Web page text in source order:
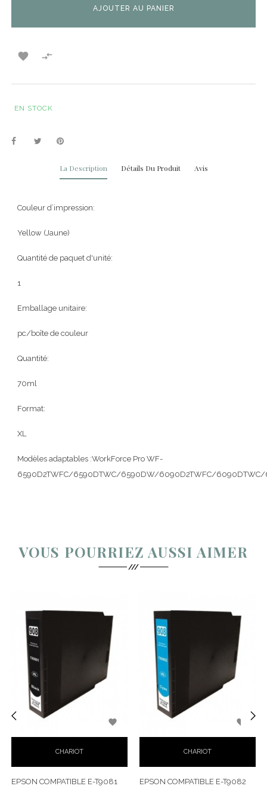
AJOUTER AU PANIER
 
EN STOCK
La Description Détails Du Produit Avis
Couleur d’impression:
Yellow (Jaune)
Quantité de paquet d'unité:
1
Emballage unitaire:
pc/boîte de couleur
Quantité:
70ml
Format:
XL
Modèles adaptables :WorkForce Pro WF-
6590D2TWFC/6590DTWC/6590DW/6090D2TWFC/
VOUS POURRIEZ AUSSI AIMER
CHARIOT

EPSON COMPATIBLE E-T9081
CHARIOT

EPSON COMPATIBLE E-T9082
‹ ›